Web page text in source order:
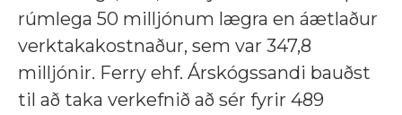
rúmlega 50 milljónum lægra en áætlaður
verktakakostnaður, sem var 347,8
milljónir. Ferry ehf. Árskógssandi bauðst
til að taka verkefnið að sér fyrir 489